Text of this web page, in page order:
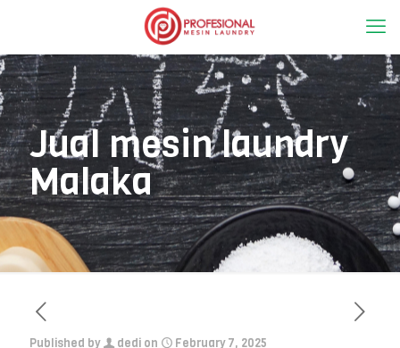
Jual mesin laundry
Malaka
Published by dedi on February 7, 2025